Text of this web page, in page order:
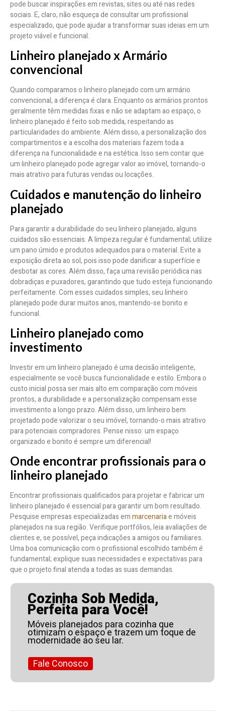
pode buscar inspirações em revistas, sites ou até nas redes
sociais. E, claro, não esqueça de consultar um profissional
especializado, que pode ajudar a transformar suas ideias em um
projeto viável e funcional.
Linheiro planejado x Armário
convencional
Quando comparamos o linheiro planejado com um armário
convencional, a diferença é clara. Enquanto os armários prontos
geralmente têm medidas fixas e não se adaptam ao espaço, o
linheiro planejado é feito sob medida, respeitando as
particularidades do ambiente. Além disso, a personalização dos
compartimentos e a escolha dos materiais fazem toda a
diferença na funcionalidade e na estética. Isso sem contar que
um linheiro planejado pode agregar valor ao imóvel, tornando-o
mais atrativo para futuras vendas ou locações.
Cuidados e manutenção do linheiro
planejado
Para garantir a durabilidade do seu linheiro planejado, alguns
cuidados são essenciais. A limpeza regular é fundamental; utilize
um pano úmido e produtos adequados para o material. Evite a
exposição direta ao sol, pois isso pode danificar a superfície e
desbotar as cores. Além disso, faça uma revisão periódica nas
dobradiças e puxadores, garantindo que tudo esteja funcionando
perfeitamente. Com esses cuidados simples, seu linheiro
planejado pode durar muitos anos, mantendo-se bonito e
funcional.
Linheiro planejado como
investimento
Investir em um linheiro planejado é uma decisão inteligente,
especialmente se você busca funcionalidade e estilo. Embora o
custo inicial possa ser mais alto em comparação com móveis
prontos, a durabilidade e a personalização compensam esse
investimento a longo prazo. Além disso, um linheiro bem
projetado pode valorizar o seu imóvel, tornando-o mais atrativo
para potenciais compradores. Pense nisso: um espaço
organizado e bonito é sempre um diferencial!
Onde encontrar profissionais para o
linheiro planejado
Encontrar profissionais qualificados para projetar e fabricar um
linheiro planejado é essencial para garantir um bom resultado.
Pesquise empresas especializadas emmarcenariae móveis
planejados na sua região. Verifique portfólios, leia avaliações de
clientes e, se possível, peça indicações a amigos ou familiares.
Uma boa comunicação com o profissional escolhido também é
fundamental; explique suas necessidades e expectativas para
que o projeto final atenda a todas as suas demandas.
Cozinha Sob Medida,
Perfeita para Você!
Móveis planejados para cozinha que
otimizam o espaço e trazem um toque de
modernidade ao seu lar.
Fale Conosco